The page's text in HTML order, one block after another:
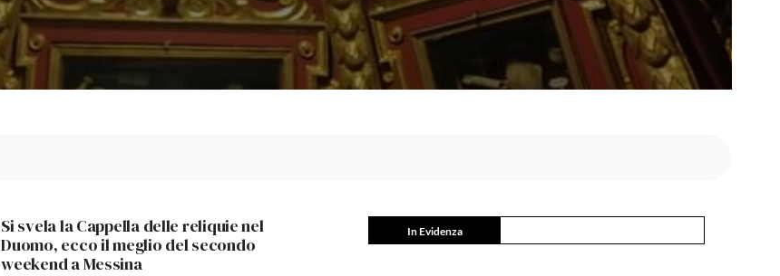
Si svela la Cappella delle reliquie nel
Duomo, ecco il meglio del secondo
weekend a Messina
In Evidenza